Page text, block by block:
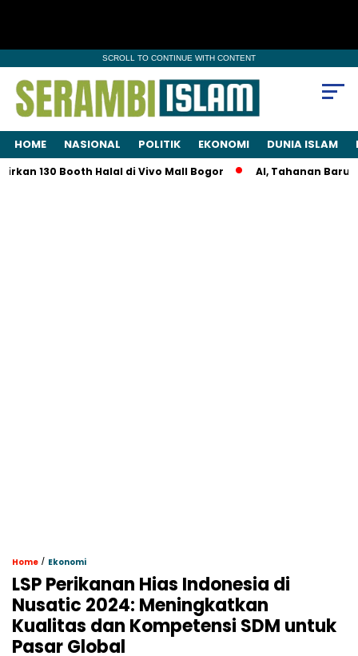
SCROLL TO CONTINUE WITH CONTENT
HOME NASIONAL POLITIK EKONOMI DUNIA ISLAM
Booth Halal di Vivo Mall Bogor AI, Tahanan Baru Kasus
Home / Ekonomi
LSP Perikanan Hias Indonesia di
Nusatic 2024: Meningkatkan
Kualitas dan Kompetensi SDM untuk
Pasar Global